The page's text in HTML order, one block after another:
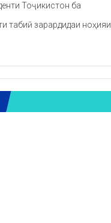
Тоҷикистон ба
табиӣ зарардидаи ноҳияи